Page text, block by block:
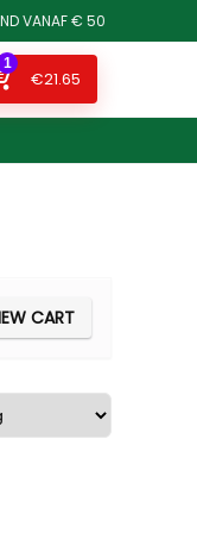
VANAF € 50
1
€21.65
CART